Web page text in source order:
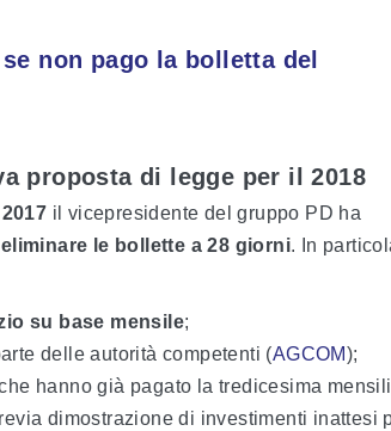
non pago la bolletta del
proposta di legge per il 2018
2017 il vicepresidente del gruppo PD ha
le bollette a 28 giorni. In
su base mensile;
delle autorità competenti (AGCOM);
hanno già pagato la tredicesima
dimostrazione di investimenti inattesi